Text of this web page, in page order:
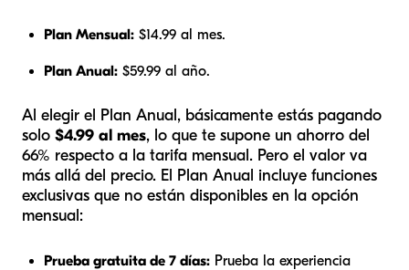
Plan Mensual: $14.99 al mes.
Plan Anual: $59.99 al año.
Al elegir el Plan Anual, básicamente estás pagando
solo $4.99 al mes, lo que te supone un ahorro del
66% respecto a la tarifa mensual. Pero el valor va
más allá del precio. El Plan Anual incluye funciones
exclusivas que no están disponibles en la opción
mensual:
Prueba gratuita de 7 días: Prueba la experiencia